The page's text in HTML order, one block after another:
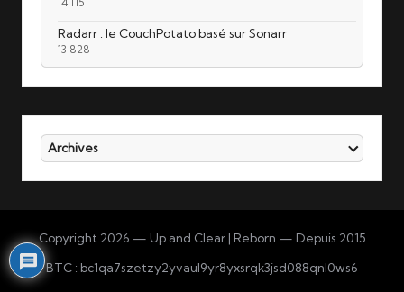
Radarr : le CouchPotato basé sur Sonarr
13 828
Archives
Copyright 2026 — Up and Clear | Reborn — Depuis 2015
BTC : bc1qa7szetzy2yvaul9yr8yxsrqk3jsd088qnl0ws6